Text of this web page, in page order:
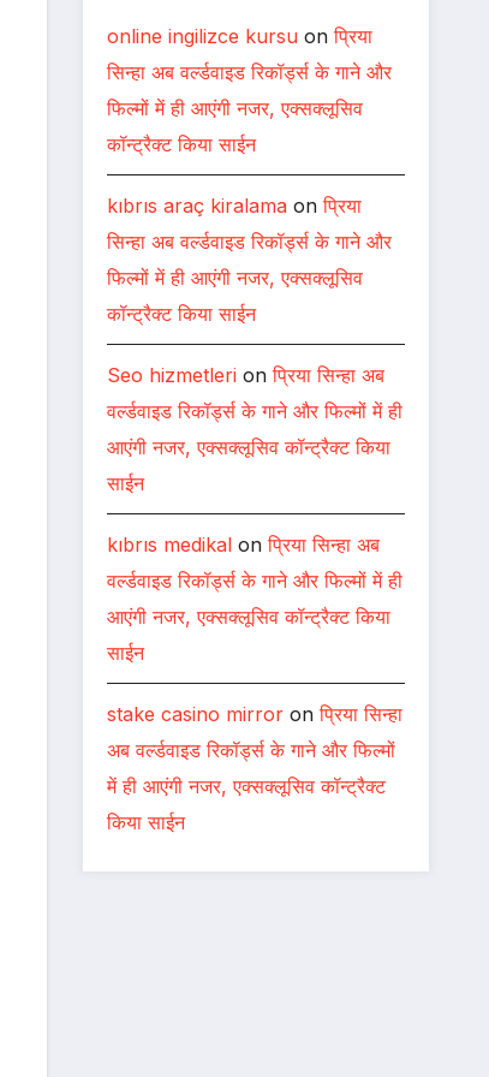
online ingilizce kursuonप्रिया
सिन्हा अब वर्ल्डवाइड रिकॉर्ड्स के गाने और
फिल्मों में ही आएंगी नजर, एक्सक्लूसिव
कॉन्ट्रैक्ट किया साईन
kıbrıs araç kiralamaonप्रिया
सिन्हा अब वर्ल्डवाइड रिकॉर्ड्स के गाने और
फिल्मों में ही आएंगी नजर, एक्सक्लूसिव
कॉन्ट्रैक्ट किया साईन
Seo hizmetlerionप्रिया सिन्हा अब
वर्ल्डवाइड रिकॉर्ड्स के गाने और फिल्मों में ही
आएंगी नजर, एक्सक्लूसिव कॉन्ट्रैक्ट किया
साईन
kıbrıs medikalonप्रिया सिन्हा अब
वर्ल्डवाइड रिकॉर्ड्स के गाने और फिल्मों में ही
आएंगी नजर, एक्सक्लूसिव कॉन्ट्रैक्ट किया
साईन
stake casino mirroronप्रिया सिन्हा
अब वर्ल्डवाइड रिकॉर्ड्स के गाने और फिल्मों
में ही आएंगी नजर, एक्सक्लूसिव कॉन्ट्रैक्ट
किया साईन